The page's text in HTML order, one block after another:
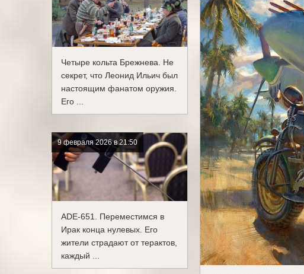
Четыре кольта Брежнева. Не
секрет, что Леонид Ильич был
настоящим фанатом оружия.
Его ...
9 февраля 2026 в 21:50
ADE-651. Переместимся в
Ирак конца нулевых. Его
жители страдают от терактов,
каждый ...